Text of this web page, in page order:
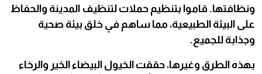
ونظافتها. قاموا بتنظيم حملات لتنظيف المدينة والحفاظ
على البيئة الطبيعية، مما ساهم في خلق بيئة صحية
وجذابة للجميع.
بهذه الطرق وغيرها، حققت الخيول البيضاء الخير والرخاء